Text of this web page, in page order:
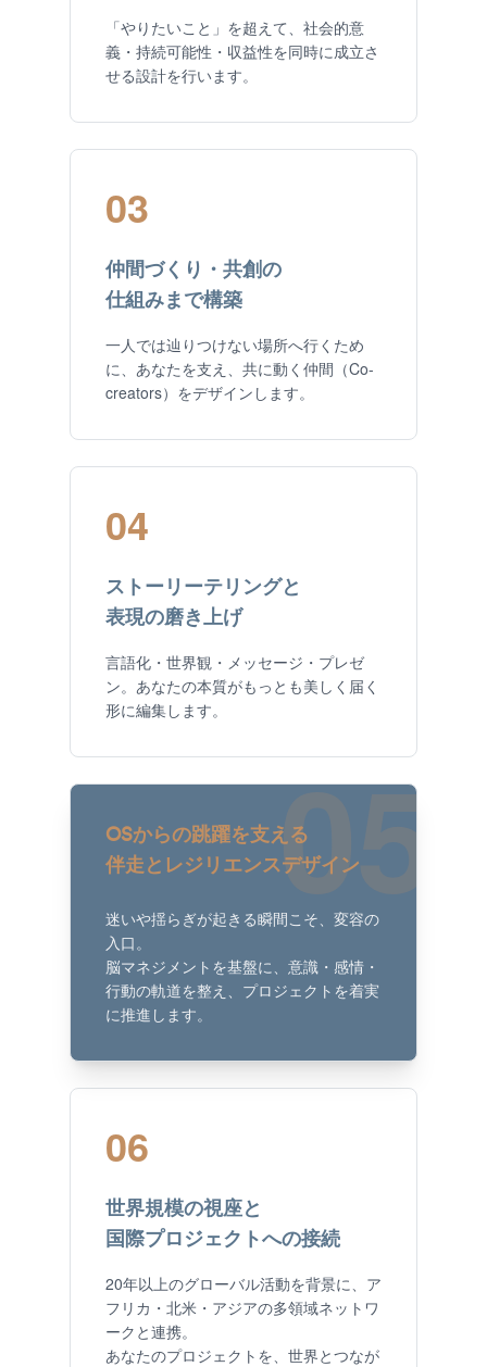
「やりたいこと」を超えて、社会的意
義・持続可能性・収益性を同時に成立さ
せる設計を行います。
03
仲間づくり・共創の
仕組みまで構築
一人では辿りつけない場所へ行くため
に、あなたを支え、共に動く仲間（Co-
creators）をデザインします。
04
ストーリーテリングと
表現の磨き上げ
言語化・世界観・メッセージ・プレゼ
ン。あなたの本質がもっとも美しく届く
形に編集します。
05
OSからの跳躍を支える
伴走とレジリエンスデザイン
迷いや揺らぎが起きる瞬間こそ、変容の
入口。
脳マネジメントを基盤に、意識・感情・
行動の軌道を整え、プロジェクトを着実
に推進します。
06
世界規模の視座と
国際プロジェクトへの接続
20年以上のグローバル活動を背景に、ア
フリカ・北米・アジアの多領域ネットワ
ークと連携。
あなたのプロジェクトを、世界とつなが